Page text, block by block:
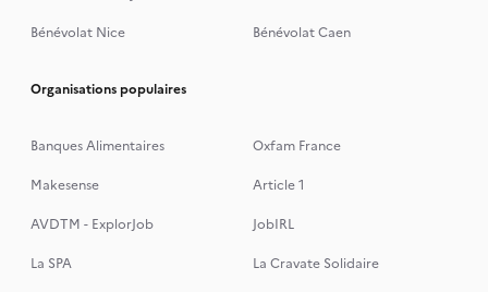
Bénévolat Nice
Bénévolat Caen
Organisations populaires
Banques Alimentaires
Oxfam France
Makesense
Article 1
AVDTM - ExplorJob
JobIRL
La SPA
La Cravate Solidaire